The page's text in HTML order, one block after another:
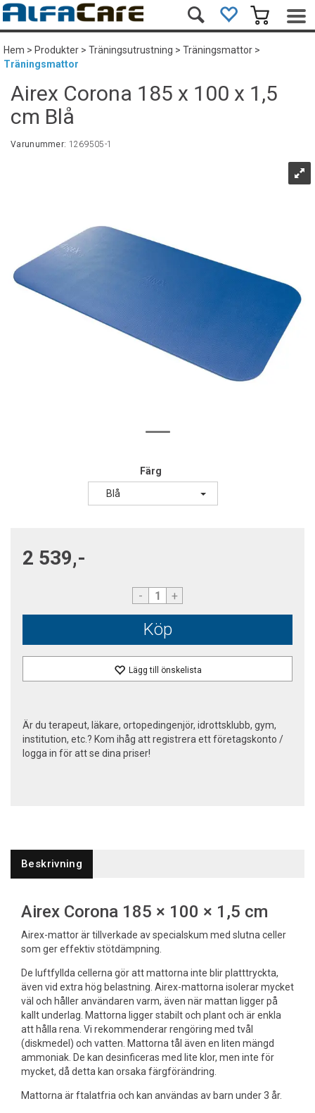
Hem>Produkter>Träningsutrustning>Träningsmattor>
Träningsmattor
Airex Corona 185 x 100 x 1,5
cm Blå
Varunummer: 1269505-1
Färg
Blå
2 539,-
- +
Köp
Lägg till önskelista
Är du terapeut, läkare, ortopedingenjör, idrottsklubb, gym,
institution, etc.? Kom ihåg att registrera ett företagskonto /
logga in för att se dina priser!
Beskrivning
Airex Corona 185 × 100 × 1,5 cm
Airex-mattor är tillverkade av specialskum med slutna celler
som ger effektiv stötdämpning.
De luftfyllda cellerna gör att mattorna inte blir platttryckta,
även vid extra hög belastning. Airex-mattorna isolerar mycket
väl och håller användaren varm, även när mattan ligger på
kallt underlag. Mattorna ligger stabilt och plant och är enkla
att hålla rena. Vi rekommenderar rengöring med tvål
(diskmedel) och vatten. Mattorna tål även en liten mängd
ammoniak. De kan desinficeras med lite klor, men inte för
mycket, då detta kan orsaka färgförändring.
Mattorna är ftalatfria och kan användas av barn under 3 år.